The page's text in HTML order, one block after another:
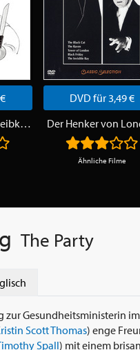
Dick & Doof - Die Leibköche seiner Majestät
DVD für 3,49 €
Der Henker von
Ähnliche Filme
The Party
zur Gesundheitsministerin
Scott Thomas) enge
Spall) mit einem